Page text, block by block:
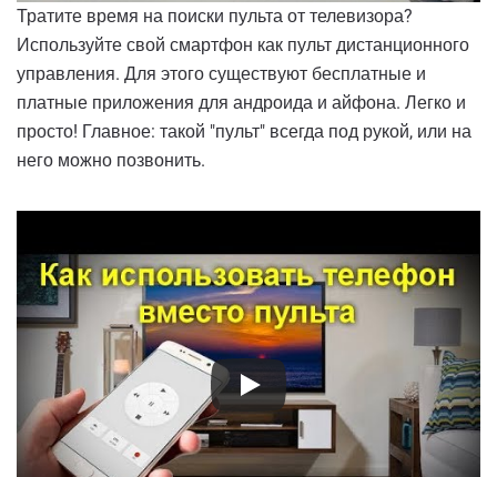
Тратите время на поиски пульта от телевизора?
Используйте свой смартфон как пульт дистанционного
управления. Для этого существуют бесплатные и
платные приложения для андроида и айфона. Легко и
просто! Главное: такой "пульт" всегда под рукой, или на
него можно позвонить.